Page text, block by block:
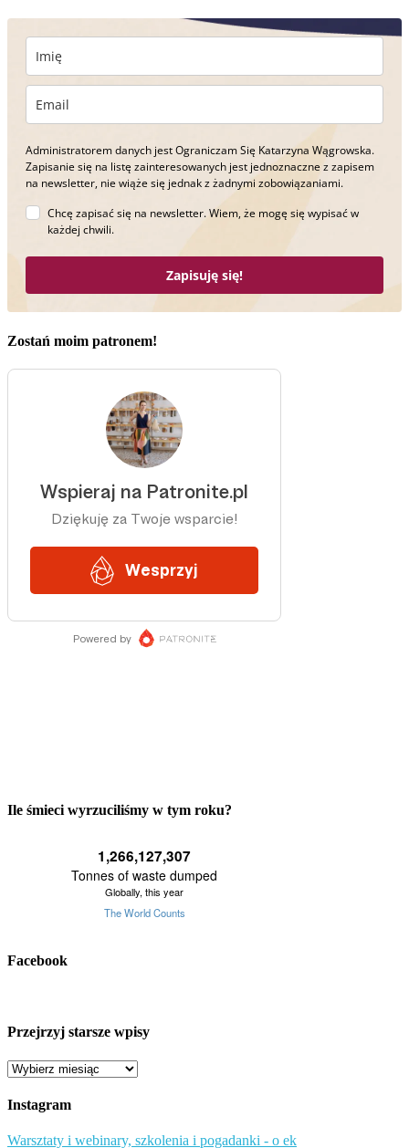
Administratorem danych jest Ograniczam Się Katarzyna Wągrowska.
Zapisanie się na listę zainteresowanych jest jednoznaczne z zapisem
na newsletter, nie wiąże się jednak z żadnymi zobowiązaniami.
Chcę zapisać się na newsletter. Wiem, że mogę się wypisać w
każdej chwili.
Zapisuję się!
Zostań moim patronem!
Ile śmieci wyrzuciliśmy w tym roku?
Facebook
Przejrzyj starsze wpisy
Przejrzyj
wpisy
Instagram
Warsztaty i webinary, szkolenia i pogadanki - o ek